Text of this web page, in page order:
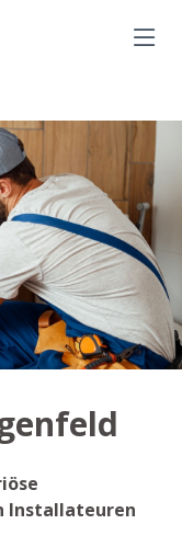
Installateuren